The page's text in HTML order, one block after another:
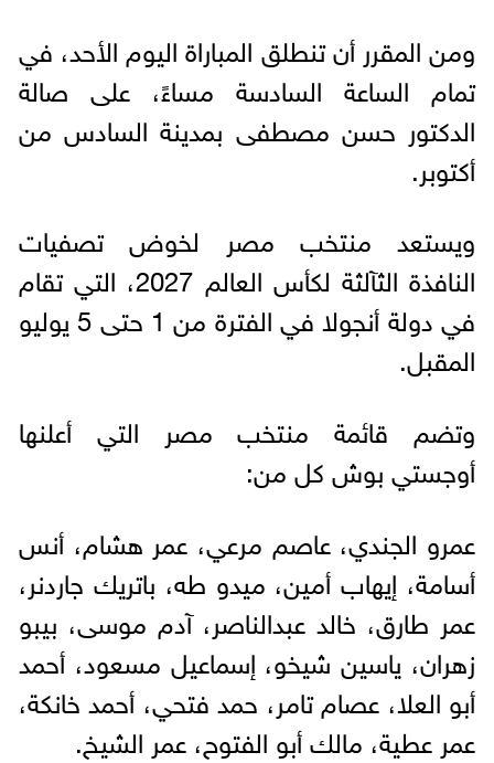
ومن المقرر أن تنطلق المباراة اليوم الأحد، في
تمام الساعة السادسة مساءً، على صالة
الدكتور حسن مصطفى بمدينة السادس من
أكتوبر.
ويستعد منتخب مصر لخوض تصفيات
النافذة الثآلثة لكأس العالم 2027، التي تقام
في دولة أنجولا في الفترة من 1 حتى 5 يوليو
المقبل.
وتضم قائمة منتخب مصر التي أعلنها
أوجستي بوش كل من:
عمرو الجندي، عاصم مرعي، عمر هشام، أنس
أسامة، إيهاب أمين، ميدو طه، باتريك جاردنر،
عمر طارق، خالد عبدالناصر، آدم موسى، بيبو
زهران، ياسين شيخو، إسماعيل مسعود، أحمد
أبو العلا، عصام تامر، حمد فتحي، أحمد خانكة،
عمر عطية، مالك أبو الفتوح، عمر الشيخ.